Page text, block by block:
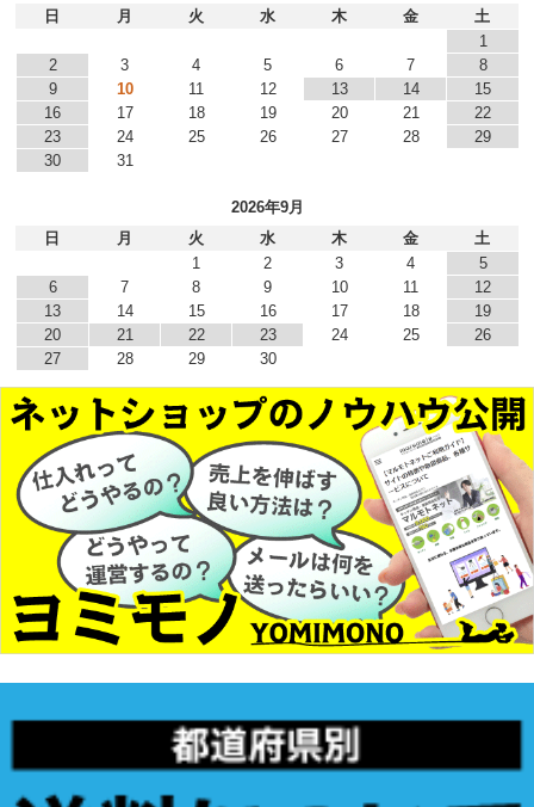
日
月 火 水 木 金
土
1
2
3 4 5 6 7
8
9
10 11 12 13 14
15
16
17 18 19 20 21
22
23
24 25 26 27 28
29
30
31
2026年9月
日
月 火 水 木 金
土
1
2 3 4
5
6
7 8 9 10 11
12
13
14 15 16 17 18
19
20
21 22 23 24 25
26
27
28 29 30